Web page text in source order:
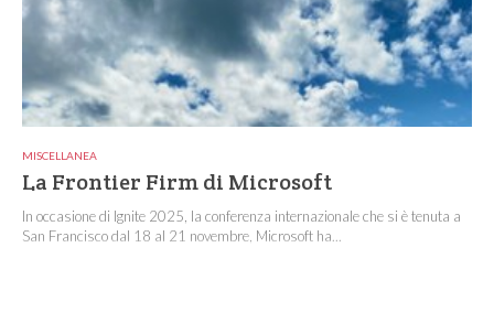
MISCELLANEA
La Frontier Firm di Microsoft
In occasione di Ignite 2025, la conferenza internazionale che si è tenuta a
San Francisco dal 18 al 21 novembre, Microsoft ha...